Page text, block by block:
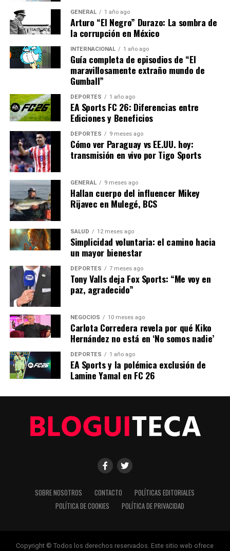
estratégica en la corte, permitiéndoles continuar con
prácticas que muchos consideran anticompetitivas.
Además, la situación pone de relieve la necesidad de
reformas en la forma en que el gobierno maneja los
casos antimonopolio. Los expertos sugieren que se debe
para evitar interferencias externas y garantizar que las
decisiones se basen en méritos legales y no en presiones
En conclusión, la renuncia de Gail Slater es un
recordatorio de los desafíos que enfrenta el sistema
judicial estadounidense en la regulación de monopolios.
Con el juicio contra Live Nation en el horizonte, el
Departamento de Justicia debe actuar rápidamente para
llenar el vacío de liderazgo y asegurar que el caso se
maneje con la diligencia que merece.
NOTICIAS RELACIONADAS:
SIGUIENTE
Renuncia de jefa antimonopolio complica caso contra
Ticketmaster
ANTERIOR
Stray Kids: “The dominATE Experience” llega a cines de
México
Editorial
Nuestro equipo editorial no solo informa las noticias: las vive.
hechos, los verificamos con rigor y contamos las historias que
dan forma a nuestro mundo. Impulsados por la integridad y
una mirada atenta al detalle, abordamos la política, la cultura y
titulares cambian cada minuto, puedes contar con nosotros
para abrirnos paso entre el ruido y ofrecerte claridad en
GENERAL 1 año ago
Arturo “El Negro” Durazo: La sombra de
la corrupción en México
INTERNACIONAL 1 año ago
Guía completa de episodios de “El
maravillosamente extraño mundo de
Gumball”
DEPORTES 1 año ago
EA Sports FC 26: Diferencias entre
Ediciones y Beneficios
DEPORTES 9 meses ago
Cómo ver Paraguay vs EE.UU. hoy:
transmisión en vivo por Tigo Sports
GENERAL 9 meses ago
Hallan cuerpo del influencer Mikey
Rijavec en Mulegé, BCS
SALUD 12 meses ago
Simplicidad voluntaria: el camino hacia
un mayor bienestar
DEPORTES 7 meses ago
Tony Valls deja Fox Sports: “Me voy en
paz, agradecido”
NEGOCIOS 10 meses ago
Carlota Corredera revela por qué Kiko
Hernández no está en ‘No somos nadie’
DEPORTES 1 año ago
EA Sports y la polémica exclusión de
Lamine Yamal en FC 26
SOBRE NOSOTROS CONTACTO
POLÍTICAS EDITORIALES
POLÍTICA DE COOKIES
POLÍTICA DE PRIVACIDAD
Copyright © Todos los derechos reservados. Este sitio web ofrece